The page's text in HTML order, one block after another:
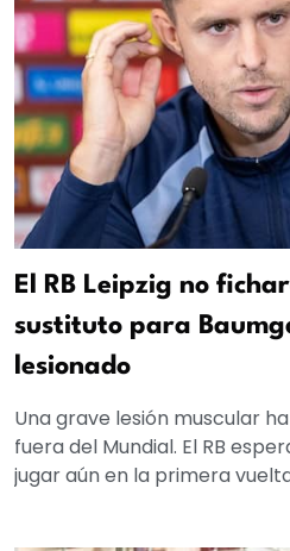
El RB Leipzig no
sustituto para
lesionado
Una grave lesión muscular
fuera del Mundial. El RB
jugar aún en la primera